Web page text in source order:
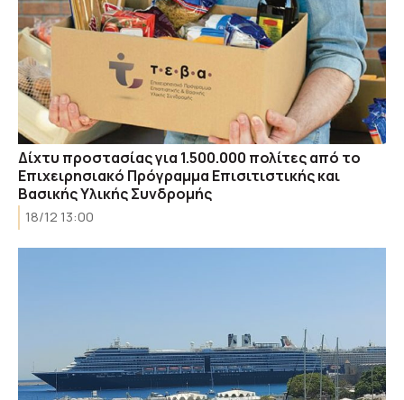
Δίχτυ προστασίας για 1.500.000 πολίτες από το
Επιχειρησιακό Πρόγραμμα Επισιτιστικής και
Βασικής Υλικής Συνδρομής
18/12 13:00